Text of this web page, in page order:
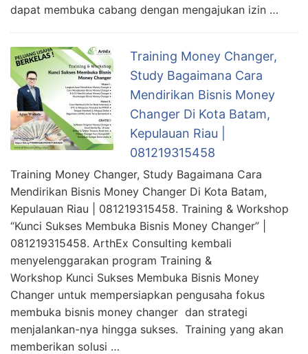
dapat membuka cabang dengan mengajukan izin …
Training Money Changer,
Study Bagaimana Cara
Mendirikan Bisnis Money
Changer Di Kota Batam,
Kepulauan Riau |
081219315458
Training Money Changer, Study Bagaimana Cara
Mendirikan Bisnis Money Changer Di Kota Batam,
Kepulauan Riau | 081219315458. Training & Workshop
“Kunci Sukses Membuka Bisnis Money Changer” |
081219315458. ArthEx Consulting kembali
menyelenggarakan program Training &
Workshop Kunci Sukses Membuka Bisnis Money
Changer untuk mempersiapkan pengusaha fokus
membuka bisnis money changer dan strategi
menjalankan-nya hingga sukses. Training yang akan
memberikan solusi …